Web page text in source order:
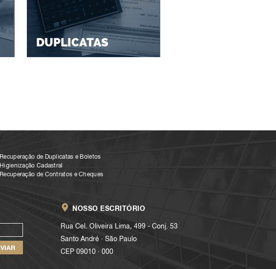
DUPLICATAS
Recuperação de Duplicatas e Boletos
Higienização Cadastral
Recuperação de Contratos e Cheques
NOSSO ESCRITÓRIO
Rua Cel. Oliveira Lima, 499 - Conj. 53
Santo André . São Paulo
CEP 09010 . 000